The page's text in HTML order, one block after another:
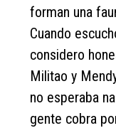
forman una
Cuando
considero
Militao y
no esperaba
gente cobra